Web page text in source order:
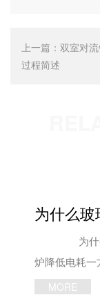
上一篇： 双室对
过程简述
为什么
为什么玻
炉降低电耗
济成本，另一
MORE